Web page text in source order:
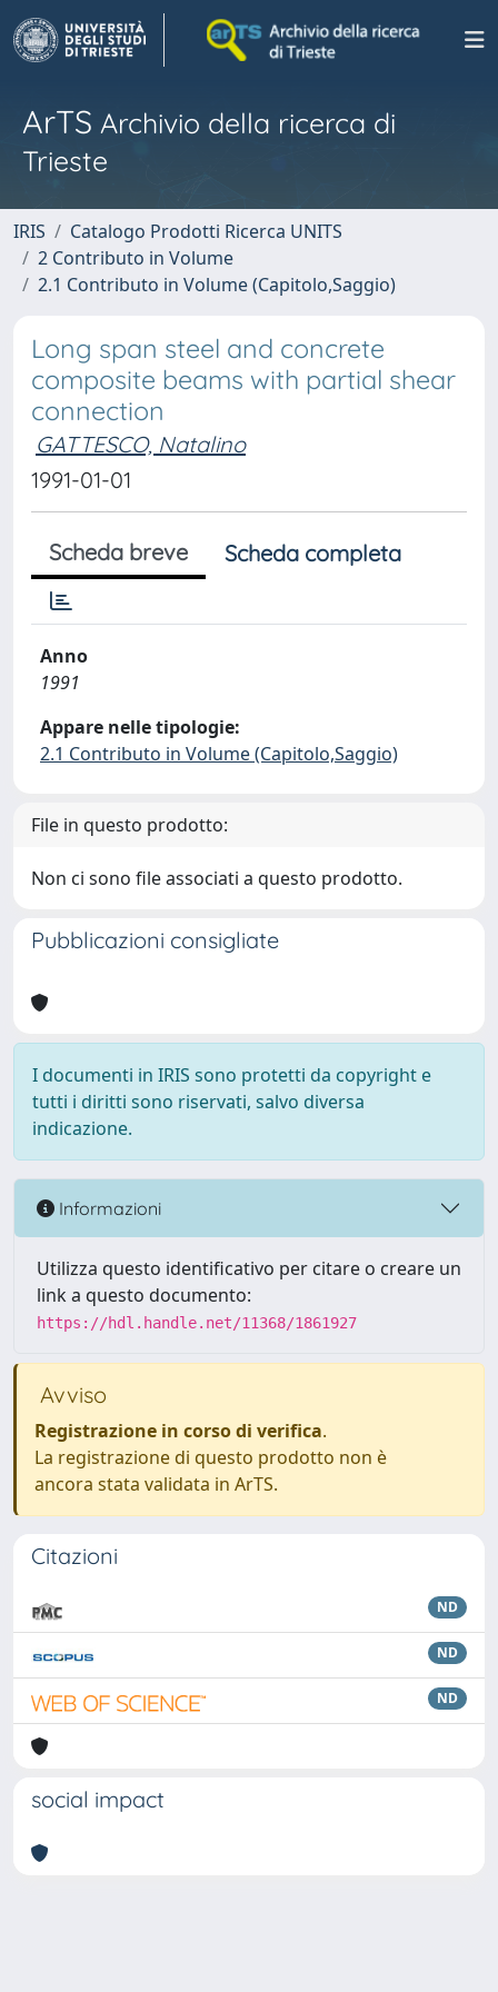
ArTS Archivio della ricerca di
Trieste
IRIS
Catalogo Prodotti Ricerca UNITS
2 Contributo in Volume
2.1 Contributo in Volume (Capitolo,Saggio)
Long span steel and concrete
composite beams with partial shear
connection
GATTESCO, Natalino
1991-01-01
Scheda breve Scheda completa
Anno
1991
Appare nelle tipologie:
2.1 Contributo in Volume (Capitolo,Saggio)
File in questo prodotto:
Non ci sono file associati a questo prodotto.
Pubblicazioni consigliate
I documenti in IRIS sono protetti da copyright e
tutti i diritti sono riservati, salvo diversa
indicazione.
Informazioni
Utilizza questo identificativo per citare o creare un
link a questo documento:
https://hdl.handle.net/11368/1861927
Avviso
Registrazione in corso di verifica.
La registrazione di questo prodotto non è
ancora stata validata in ArTS.
Citazioni
ND
ND
ND
social impact